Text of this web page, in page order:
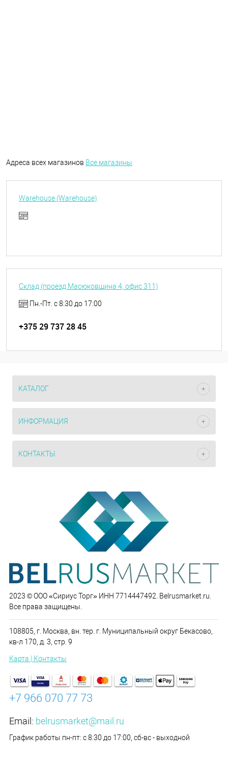
Адреса всех магазинов Все магазины
Warehouse (Warehouse)
Склад (проезд Масюковщина 4, офис 311)
Пн.-Пт. с 8:30 до 17:00
+375 29 737 28 45
КАТАЛОГ
ИНФОРМАЦИЯ
КОНТАКТЫ
2023 © ООО «Сириус Торг» ИНН 7714447492. Belrusmarket.ru.
Все права защищены.
108805, г. Москва, вн. тер. г. Муниципальный округ Бекасово,
кв-л 170, д. 3, стр. 9
Карта | Контакты
+7 966 070 77 73
Email: belrusmarket@mail.ru
График работы пн-пт: с 8:30 до 17:00, сб-вс - выходной